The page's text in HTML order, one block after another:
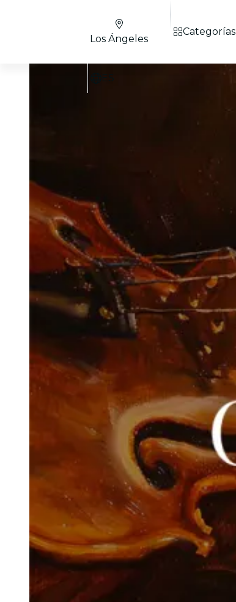
Los Ángeles
ES
Categorías